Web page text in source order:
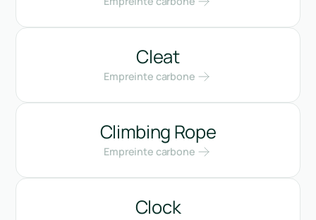
Cleat
Empreinte carbone
Climbing Rope
Empreinte carbone
Clock